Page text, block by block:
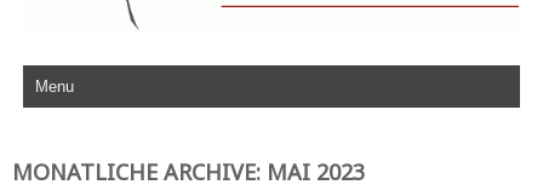
Zum Inhalt springen
MONATLICHE ARCHIVE: MAI 2023